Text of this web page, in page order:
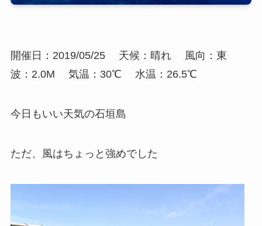
開催日：2019/05/25 天候：晴れ
風向：東
波：2.0M
気温：30℃ 水温：26.5℃
今日もいい天気の石垣島
ただ、風はちょっと強めでした